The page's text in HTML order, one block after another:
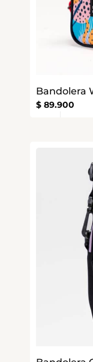
Bandolera
$ 89.900